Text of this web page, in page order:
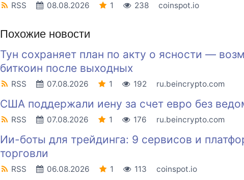
RSS 08.08.2026 1 238 coinspot.io
Похожие новости
Тун сохраняет план по акту о ясности —
биткоин после выходных
RSS 07.08.2026 1 192 ru.beincrypto.com
США поддержали иену за счет евро без
RSS 07.08.2026 1 176 ru.beincrypto.com
Ии-боты для трейдинга: 9 сервисов и
торговли
RSS 06.08.2026 1 113 coinspot.io